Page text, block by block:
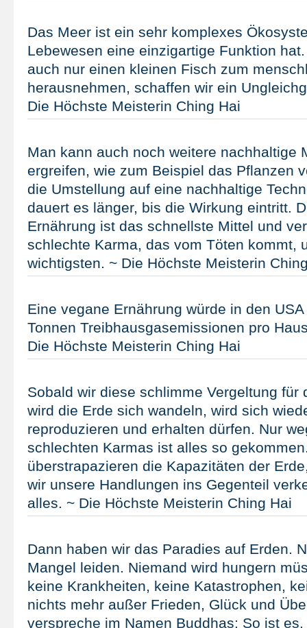
Das Meer ist ein sehr komplexes
Lebewesen eine einzigartige Funktion
auch nur einen kleinen Fisch zum
herausnehmen, schaffen wir ein
Die Höchste Meisterin Ching Hai
Man kann auch noch weitere nachhaltige
ergreifen, wie zum Beispiel das Pflanzen
die Umstellung auf eine nachhaltige
dauert es länger, bis die Wirkung eintritt.
Ernährung ist das schnellste Mittel und
schlechte Karma, das vom Töten kommt,
wichtigsten. ~ Die Höchste Meisterin
Eine vegane Ernährung würde in den
Tonnen Treibhausgasemissionen pro
Die Höchste Meisterin Ching Hai
Sobald wir diese schlimme Vergeltung für
wird die Erde sich wandeln, wird sich
reproduzieren und erhalten dürfen. Nur
schlechten Karmas ist alles so
überstrapazieren die Kapazitäten der
wir unsere Handlungen ins Gegenteil
alles. ~ Die Höchste Meisterin Ching Hai
Dann haben wir das Paradies auf Erden.
Mangel leiden. Niemand wird hungern
keine Krankheiten, keine Katastrophen,
nichts mehr außer Frieden, Glück und
verspreche im Namen Buddhas: So ist